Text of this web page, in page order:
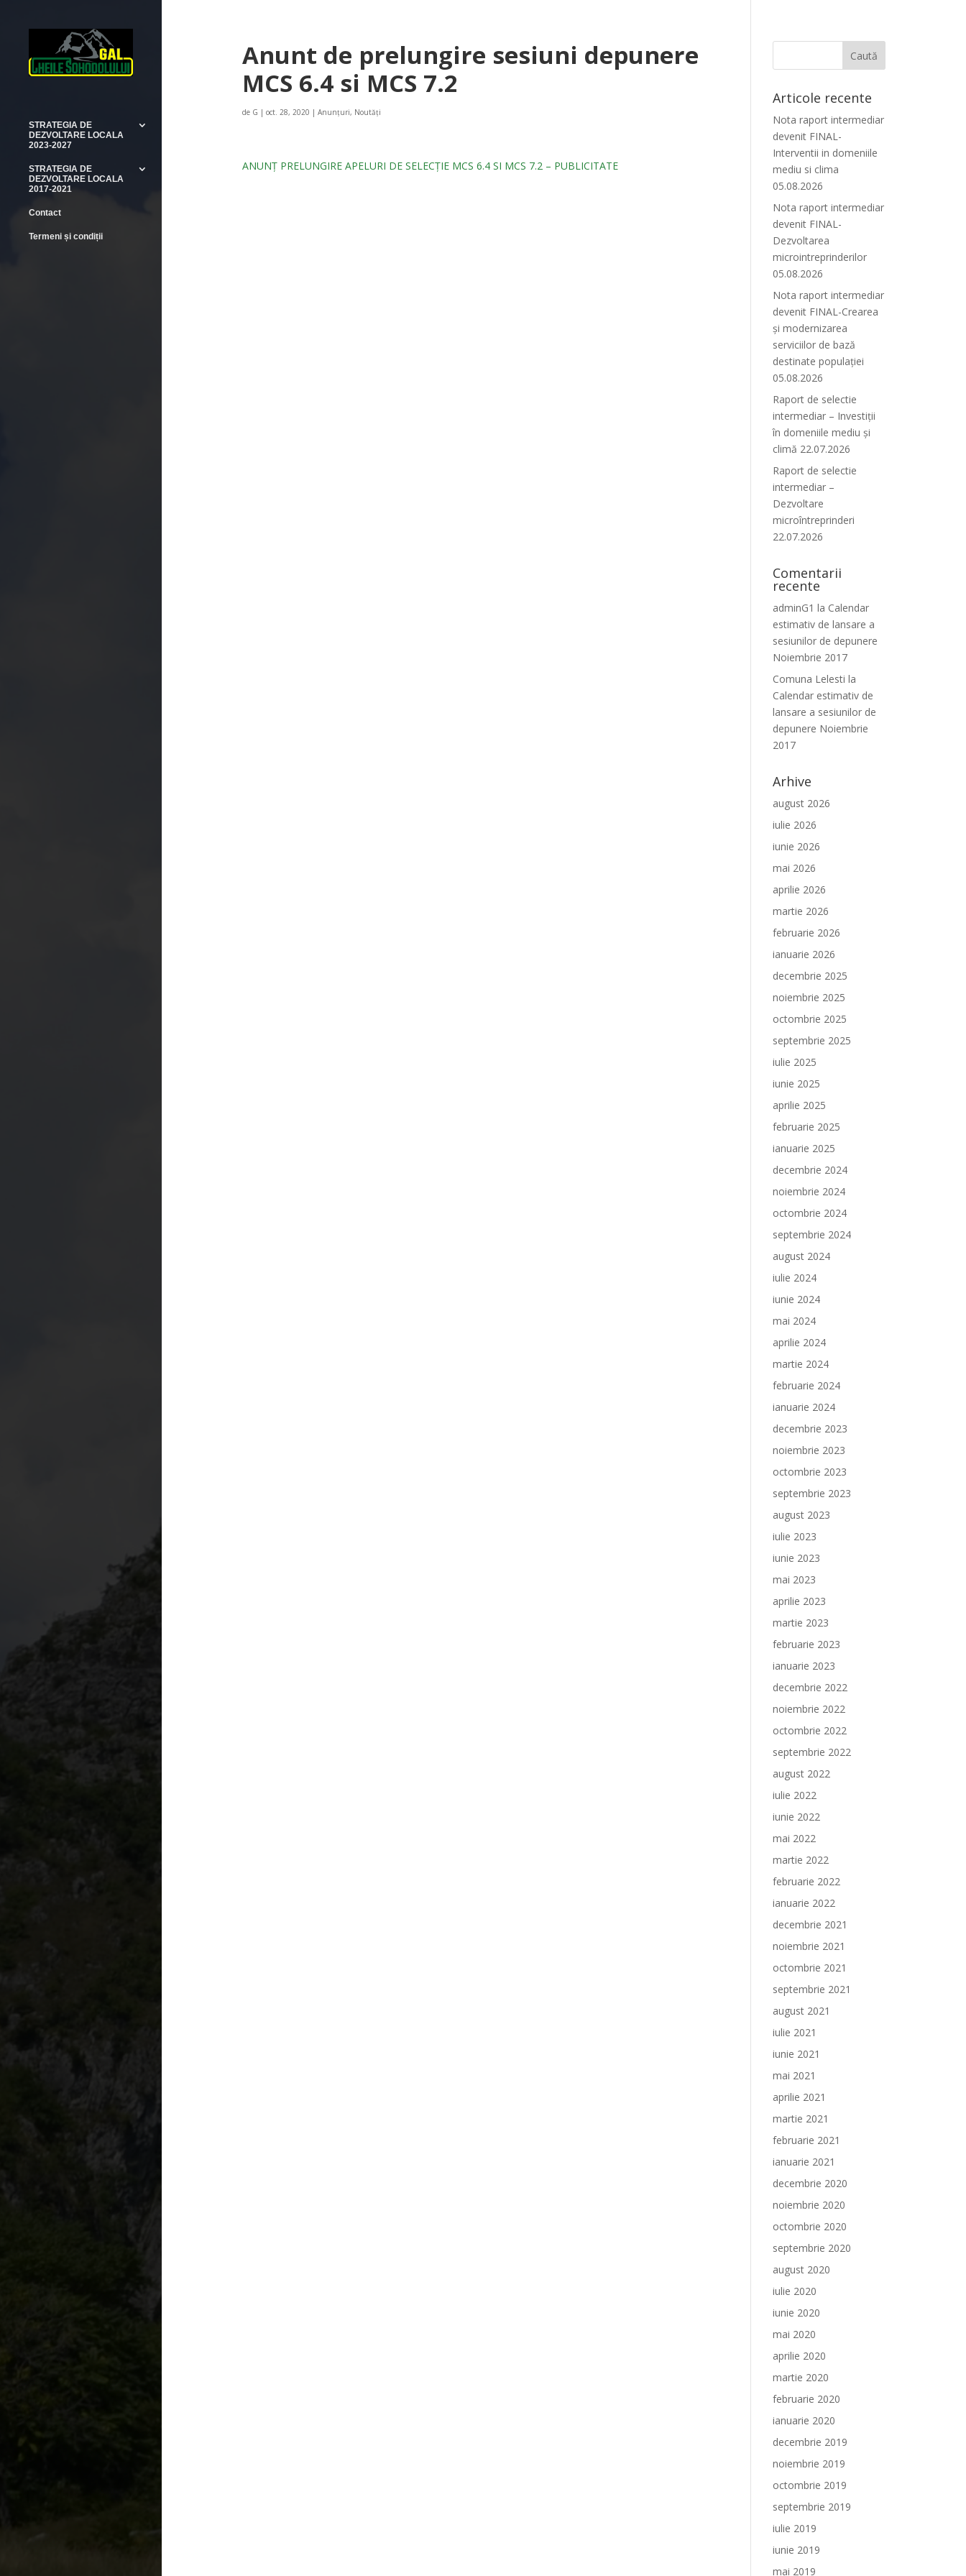
STRATEGIA DE
DEZVOLTARE LOCALA
2023-2027
STRATEGIA DE
DEZVOLTARE LOCALA
2017-2021
Contact
Termeni și condiții
Anunt de prelungire sesiuni depunere
MCS 6.4 si MCS 7.2
de G | oct. 28, 2020 | Anunțuri, Noutăți
ANUNȚ PRELUNGIRE APELURI DE SELECȚIE MCS 6.4 SI MCS 7.2 – PUBLICITATE
Articole recente
Nota raport intermediar
devenit FINAL-
Interventii in domeniile
mediu si clima
05.08.2026
Nota raport intermediar
devenit FINAL-
Dezvoltarea
microintreprinderilor
05.08.2026
Nota raport intermediar
devenit FINAL-Crearea
și modernizarea
serviciilor de bază
destinate populației
05.08.2026
Raport de selectie
intermediar – Investiții
în domeniile mediu și
climă 22.07.2026
Raport de selectie
intermediar –
Dezvoltare
microîntreprinderi
22.07.2026
Comentarii
recente
adminG1 la Calendar
estimativ de lansare a
sesiunilor de depunere
Noiembrie 2017
Comuna Lelesti la
Calendar estimativ de
lansare a sesiunilor de
depunere Noiembrie
2017
Arhive
august 2026
iulie 2026
iunie 2026
mai 2026
aprilie 2026
martie 2026
februarie 2026
ianuarie 2026
decembrie 2025
noiembrie 2025
octombrie 2025
septembrie 2025
iulie 2025
iunie 2025
aprilie 2025
februarie 2025
ianuarie 2025
decembrie 2024
noiembrie 2024
octombrie 2024
septembrie 2024
august 2024
iulie 2024
iunie 2024
mai 2024
aprilie 2024
martie 2024
februarie 2024
ianuarie 2024
decembrie 2023
noiembrie 2023
octombrie 2023
septembrie 2023
august 2023
iulie 2023
iunie 2023
mai 2023
aprilie 2023
martie 2023
februarie 2023
ianuarie 2023
decembrie 2022
noiembrie 2022
octombrie 2022
septembrie 2022
august 2022
iulie 2022
iunie 2022
mai 2022
martie 2022
februarie 2022
ianuarie 2022
decembrie 2021
noiembrie 2021
octombrie 2021
septembrie 2021
august 2021
iulie 2021
iunie 2021
mai 2021
aprilie 2021
martie 2021
februarie 2021
ianuarie 2021
decembrie 2020
noiembrie 2020
octombrie 2020
septembrie 2020
august 2020
iulie 2020
iunie 2020
mai 2020
aprilie 2020
martie 2020
februarie 2020
ianuarie 2020
decembrie 2019
noiembrie 2019
octombrie 2019
septembrie 2019
iulie 2019
iunie 2019
mai 2019